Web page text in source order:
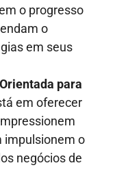
o progresso
o
em seus
para
em oferecer
impulsionem o
negócios de